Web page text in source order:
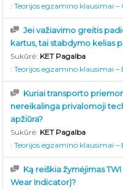
:Teorijos egzamino klausimai –
Jei važiavimo greitis
kartus, tai stabdymo kelias
Sukūrė: KET Pagalba
:Teorijos egzamino klausimai –
Kuriai transporto
nereikalinga privalomoji
apžiūra?
Sukūrė: KET Pagalba
:Teorijos egzamino klausimai –
Ką reiškia žymėjimas
Wear Indicator)?